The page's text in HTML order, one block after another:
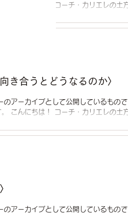
。 こんにちは！ コーチ・カリエレの土
き合うとどうなるのか〉
アーカイブとして公開しているもので
こんにちは！ コーチ・カリエレの土方
アーカイブとして公開しているもので